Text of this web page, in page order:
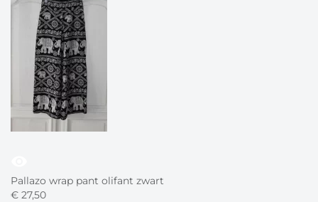
Pallazo wrap pant olifant zwart
€ 27,50